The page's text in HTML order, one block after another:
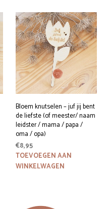
Bloem knutselen – juf jij bent
de liefste (of meester/ naam
leidster / mama / papa /
oma / opa)
€8,95
TOEVOEGEN AAN
WINKELWAGEN